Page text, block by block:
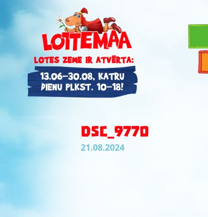
DSC_9770
21.08.2024